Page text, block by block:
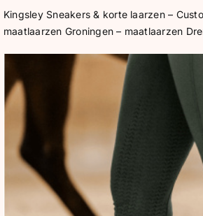
SHOWROOM
WEBSHOP
Kingsley Sneakers & korte laarzen –
maatlaarzen Groningen – maatlaarzen